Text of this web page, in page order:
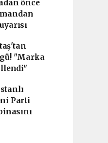
önce
"Marka
Parti